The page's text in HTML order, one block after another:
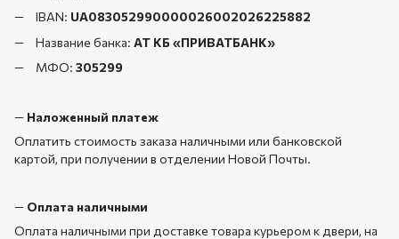
IBAN: UA083052990000026002026225882
Название банка: АТ КБ «ПРИВАТБАНК»
МФО: 305299
— Наложенный платеж
Оплатить стоимость заказа наличными или банковской
картой, при получении в отделении Новой Почты.
— Оплата наличными
Оплата наличными при доставке товара курьером к двери, на